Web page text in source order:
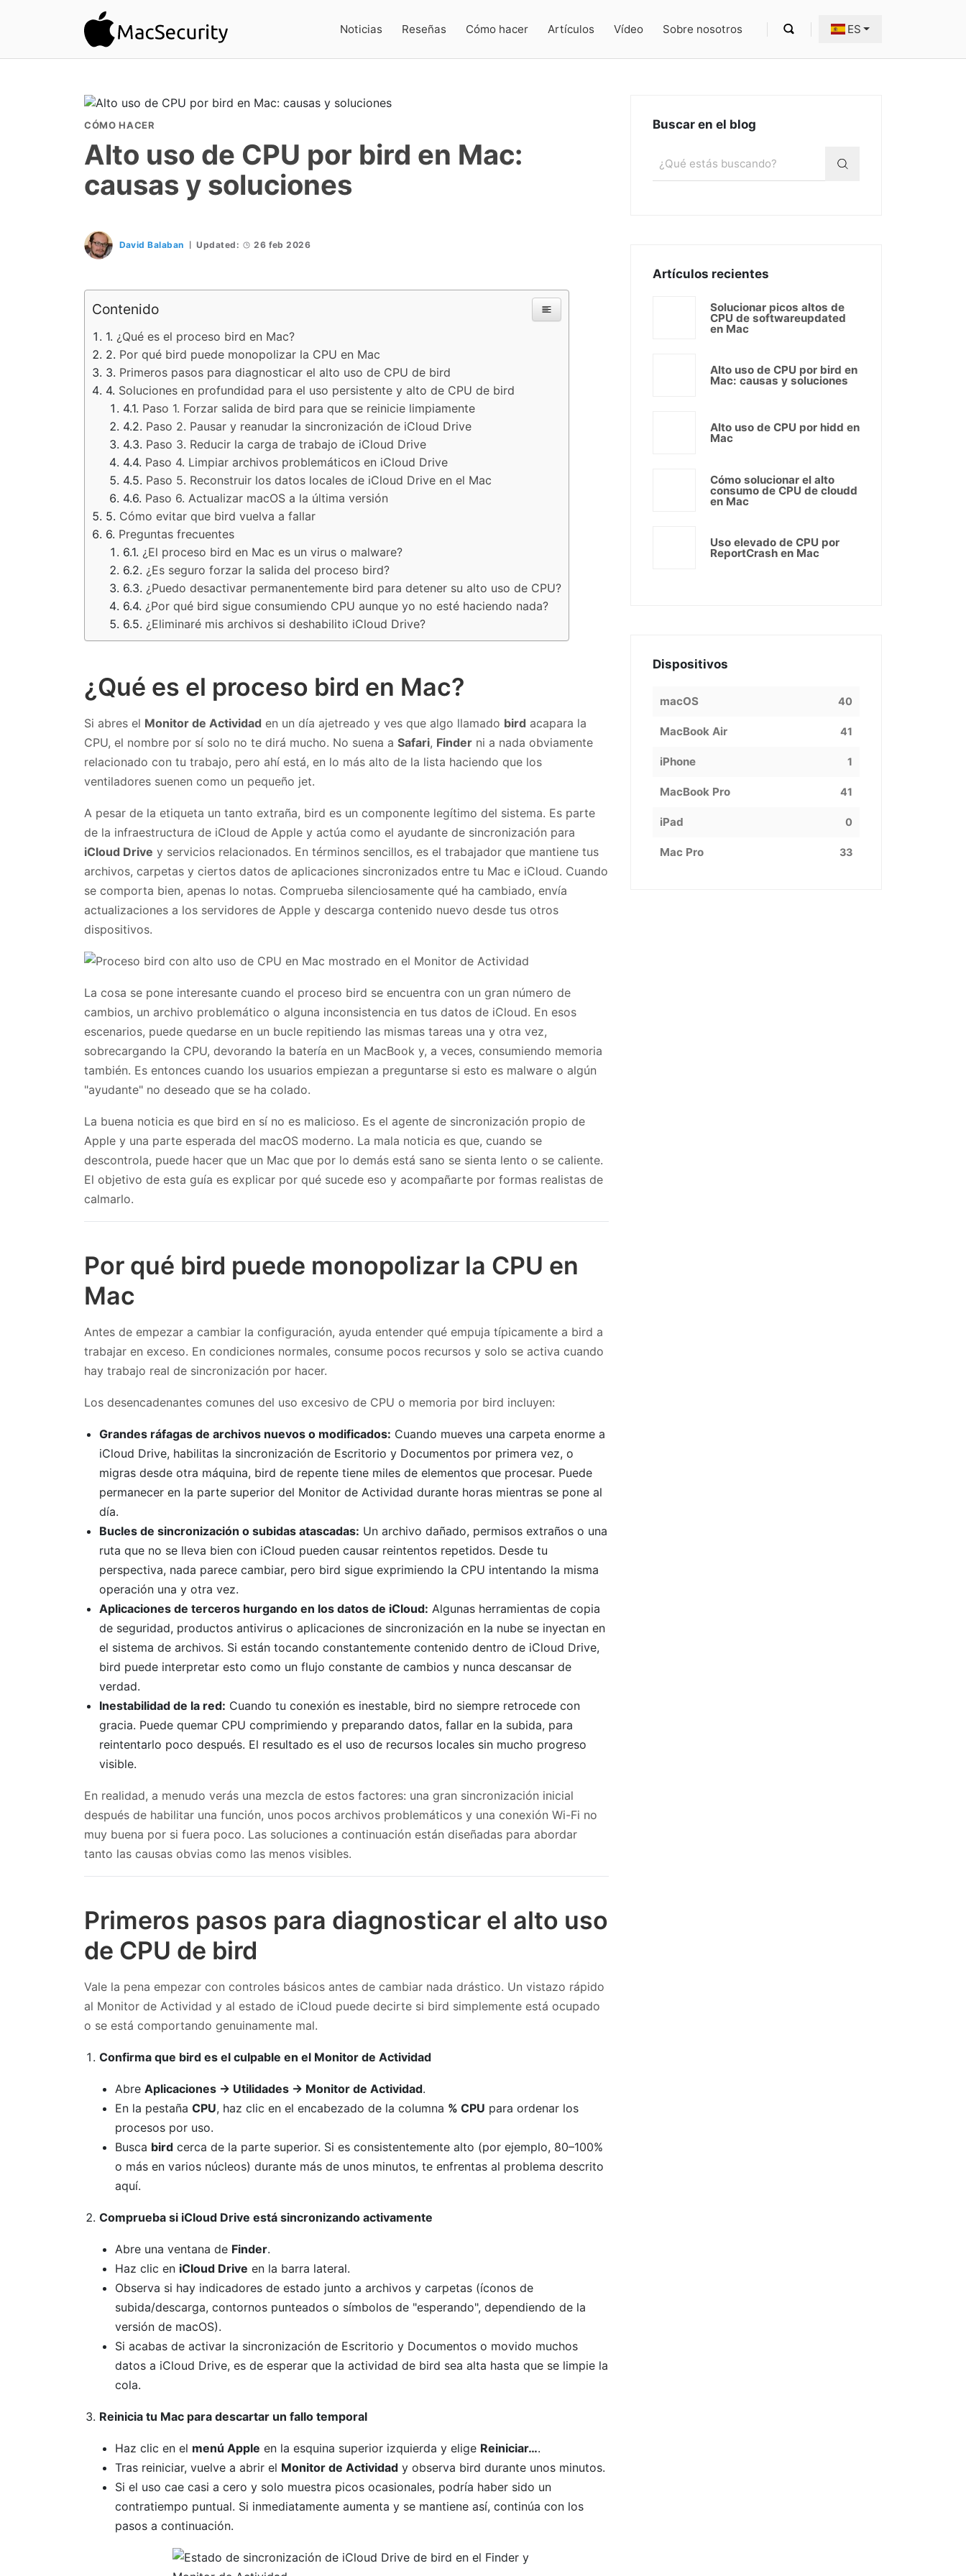
Noticias Reseñas Cómo hacer Artículos Vídeo Sobre nosotros ES
CÓMO HACER
Alto uso de CPU por bird en Mac:
causas y soluciones
David Balaban Updated: 26 feb 2026
Contenido
¿Qué es el proceso bird en Mac?
Por qué bird puede monopolizar la CPU en Mac
Primeros pasos para diagnosticar el alto uso de CPU de bird
Soluciones en profundidad para el uso persistente y alto de CPU de bird
Paso 1. Forzar salida de bird para que se reinicie limpiamente
Paso 2. Pausar y reanudar la sincronización de iCloud Drive
Paso 3. Reducir la carga de trabajo de iCloud Drive
Paso 4. Limpiar archivos problemáticos en iCloud Drive
Paso 5. Reconstruir los datos locales de iCloud Drive en el Mac
Paso 6. Actualizar macOS a la última versión
Cómo evitar que bird vuelva a fallar
Preguntas frecuentes
¿El proceso bird en Mac es un virus o malware?
¿Es seguro forzar la salida del proceso bird?
¿Puedo desactivar permanentemente bird para detener su alto uso de CPU?
¿Por qué bird sigue consumiendo CPU aunque yo no esté haciendo nada?
¿Eliminaré mis archivos si deshabilito iCloud Drive?
¿Qué es el proceso bird en Mac?
Si abres el Monitor de Actividad en un día ajetreado y ves que algo llamado bird acapara la
CPU, el nombre por sí solo no te dirá mucho. No suena a Safari, Finder ni a nada obviamente
relacionado con tu trabajo, pero ahí está, en lo más alto de la lista haciendo que los
ventiladores suenen como un pequeño jet.
A pesar de la etiqueta un tanto extraña, bird es un componente legítimo del sistema. Es parte
de la infraestructura de iCloud de Apple y actúa como el ayudante de sincronización para
iCloud Drive y servicios relacionados. En términos sencillos, es el trabajador que mantiene tus
archivos, carpetas y ciertos datos de aplicaciones sincronizados entre tu Mac e iCloud. Cuando
se comporta bien, apenas lo notas. Comprueba silenciosamente qué ha cambiado, envía
actualizaciones a los servidores de Apple y descarga contenido nuevo desde tus otros
dispositivos.
La cosa se pone interesante cuando el proceso bird se encuentra con un gran número de
cambios, un archivo problemático o alguna inconsistencia en tus datos de iCloud. En esos
escenarios, puede quedarse en un bucle repitiendo las mismas tareas una y otra vez,
sobrecargando la CPU, devorando la batería en un MacBook y, a veces, consumiendo memoria
también. Es entonces cuando los usuarios empiezan a preguntarse si esto es malware o algún
"ayudante" no deseado que se ha colado.
La buena noticia es que bird en sí no es malicioso. Es el agente de sincronización propio de
Apple y una parte esperada del macOS moderno. La mala noticia es que, cuando se
descontrola, puede hacer que un Mac que por lo demás está sano se sienta lento o se caliente.
El objetivo de esta guía es explicar por qué sucede eso y acompañarte por formas realistas de
calmarlo.
Por qué bird puede monopolizar la CPU en
Mac
Antes de empezar a cambiar la configuración, ayuda entender qué empuja típicamente a bird a
trabajar en exceso. En condiciones normales, consume pocos recursos y solo se activa cuando
hay trabajo real de sincronización por hacer.
Los desencadenantes comunes del uso excesivo de CPU o memoria por bird incluyen:
Grandes ráfagas de archivos nuevos o modificados: Cuando mueves una carpeta enorme a
iCloud Drive, habilitas la sincronización de Escritorio y Documentos por primera vez, o
migras desde otra máquina, bird de repente tiene miles de elementos que procesar. Puede
permanecer en la parte superior del Monitor de Actividad durante horas mientras se pone al
día.
Bucles de sincronización o subidas atascadas: Un archivo dañado, permisos extraños o una
ruta que no se lleva bien con iCloud pueden causar reintentos repetidos. Desde tu
perspectiva, nada parece cambiar, pero bird sigue exprimiendo la CPU intentando la misma
operación una y otra vez.
Aplicaciones de terceros hurgando en los datos de iCloud: Algunas herramientas de copia
de seguridad, productos antivirus o aplicaciones de sincronización en la nube se inyectan en
el sistema de archivos. Si están tocando constantemente contenido dentro de iCloud Drive,
bird puede interpretar esto como un flujo constante de cambios y nunca descansar de
verdad.
Inestabilidad de la red: Cuando tu conexión es inestable, bird no siempre retrocede con
gracia. Puede quemar CPU comprimiendo y preparando datos, fallar en la subida, para
reintentarlo poco después. El resultado es el uso de recursos locales sin mucho progreso
visible.
En realidad, a menudo verás una mezcla de estos factores: una gran sincronización inicial
después de habilitar una función, unos pocos archivos problemáticos y una conexión Wi-Fi no
muy buena por si fuera poco. Las soluciones a continuación están diseñadas para abordar
tanto las causas obvias como las menos visibles.
Primeros pasos para diagnosticar el alto uso
de CPU de bird
Vale la pena empezar con controles básicos antes de cambiar nada drástico. Un vistazo rápido
al Monitor de Actividad y al estado de iCloud puede decirte si bird simplemente está ocupado
o se está comportando genuinamente mal.
Confirma que bird es el culpable en el Monitor de Actividad
Abre Aplicaciones → Utilidades → Monitor de Actividad.
En la pestaña CPU, haz clic en el encabezado de la columna % CPU para ordenar los
procesos por uso.
Busca birdcerca de la parte superior. Si es consistentemente alto (por ejemplo, 80–100%
o más en varios núcleos) durante más de unos minutos, te enfrentas al problema descrito
aquí.
Comprueba si iCloud Drive está sincronizando activamente
Abre una ventana de Finder.
Haz clic en iCloud Drive en la barra lateral.
Observa si hay indicadores de estado junto a archivos y carpetas (íconos de
subida/descarga, contornos punteados o símbolos de "esperando", dependiendo de la
versión de macOS).
Si acabas de activar la sincronización de Escritorio y Documentos o movido muchos
datos a iCloud Drive, es de esperar que la actividad de bird sea alta hasta que se limpie la
cola.
Reinicia tu Mac para descartar un fallo temporal
Haz clic en el menú Apple en la esquina superior izquierda y elige Reiniciar….
Tras reiniciar, vuelve a abrir el Monitor de Actividady observa bird durante unos minutos.
Si el uso cae casi a cero y solo muestra picos ocasionales, podría haber sido un
contratiempo puntual. Si inmediatamente aumenta y se mantiene así, continúa con los
pasos a continuación.
Buscar en el blog
Artículos recientes
Solucionar picos altos de
CPU de softwareupdated
en Mac
Alto uso de CPU por bird en
Mac: causas y soluciones
Alto uso de CPU por hidd en
Mac
Cómo solucionar el alto
consumo de CPU de cloudd
en Mac
Uso elevado de CPU por
ReportCrash en Mac
Dispositivos
macOS 40
MacBook Air 41
iPhone 1
MacBook Pro 41
iPad 0
Mac Pro 33